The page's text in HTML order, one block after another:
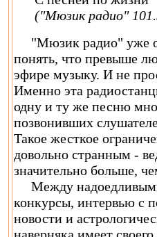
("Мюзик радио"
"Мюзик радио" уже
понять, что превыше
эфире музыку. И не
Именно эта
одну и ту же песню
позвонивших
Такое жесткое
довольно странным -
значительно больше,
Между
конкурсы, интервью с
новости и